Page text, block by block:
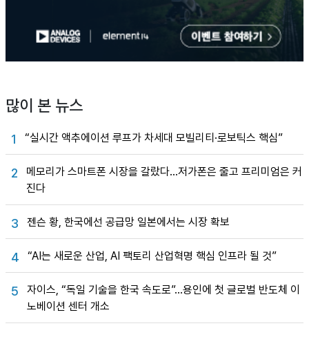
많이 본 뉴스
1 “실시간 액추에이션 루프가 차세대 모빌리티·로보틱스 핵심”
2
메모리가 스마트폰 시장을 갈랐다…저가폰은 줄고 프리미엄은 커
진다
3 젠슨 황, 한국에선 공급망 일본에서는 시장 확보
4 “AI는 새로운 산업, AI 팩토리 산업혁명 핵심 인프라 될 것”
5
자이스, “독일 기술을 한국 속도로”…용인에 첫 글로벌 반도체 이
노베이션 센터 개소